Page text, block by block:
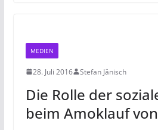
MEDIEN
28. Juli 2016 Stefan Jänisch
Die Rolle der
beim Amoklauf